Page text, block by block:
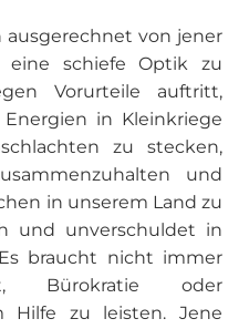
ausgerechnet von jener
schiefe Optik zu
Vorurteile auftritt,
in Kleinkriege
zu stecken,
und
in unserem Land zu
und unverschuldet in
braucht nicht immer
Bürokratie oder
Hilfe zu leisten. Jene